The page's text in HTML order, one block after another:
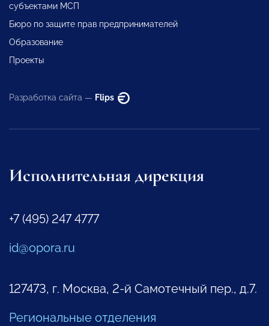
субъектами МСП
Бюро по защите прав предпринимателей
Образование
Проекты
Разработка сайта — Flips
Исполнительная дирекция
+7 (495) 247 4777
id@opora.ru
127473, г. Москва, 2-й Самотечный пер., д.7.
Региональные отделения